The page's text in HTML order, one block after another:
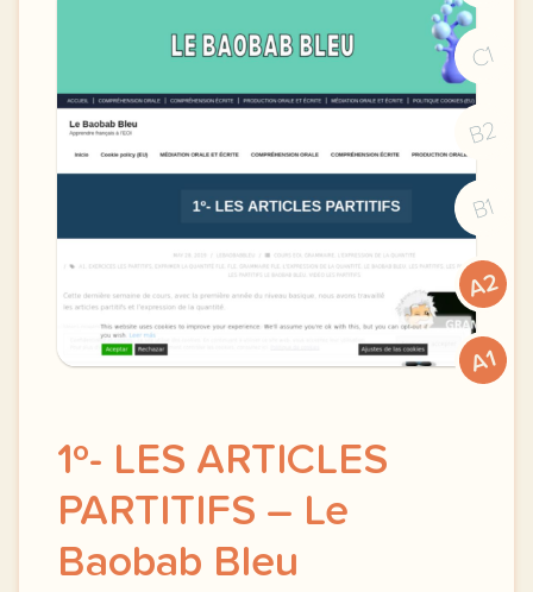
C1
B2
B1
A2
A1
1º- LES ARTICLES
PARTITIFS – Le
Baobab Bleu